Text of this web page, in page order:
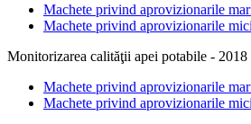
Machete privind aprovizionarile
Machete privind aprovizionarile
Monitorizarea calităţii apei potabile - 2018
Machete privind aprovizionarile
Machete privind aprovizionarile